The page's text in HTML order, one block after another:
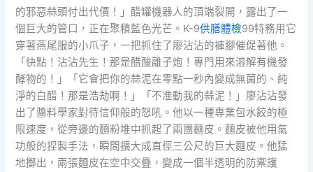
的邪惡蒜頭付出代價！」醋罐機器人的頂端裂開，露出了一
個巨大的管口，正在聚積藍色光芒。K-9供膳體檢99特務用它
穿著燕尾服的小爪子，一把抓住了廖沾沾的褲腳催促著他。
「快點！沾沾先生！那是醋酸離子炮！專門用來溶解有機發
酵物的！」「它會把你的蒜泥在零點一秒內變成無菌的、純
淨的白醋！那是浩劫啊！」「不准動我的蒜泥！」廖沾沾發
出了醬料學家對待信仰般的怒吼。他以一種專業包水餃的極
限速度，從旁邊的麵粉堆中抓起了兩團麵皮。麵皮被他用氣
功般的捏製手法，瞬間擴大成直徑三公尺的巨大麵皮。他猛
地擲出，兩張麵皮在空中交疊，變成一個半透明的防禦護